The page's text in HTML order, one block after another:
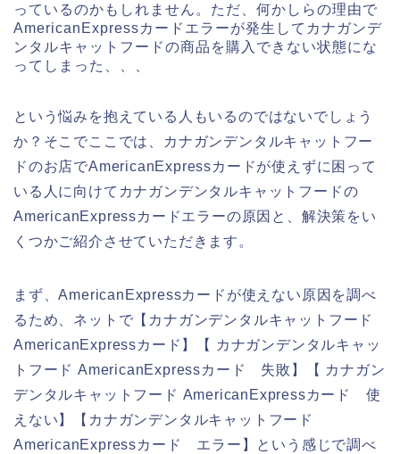
っているのかもしれません。ただ、何かしらの理由で
AmericanExpressカードエラーが発生してカナガンデ
ンタルキャットフードの商品を購入できない状態にな
ってしまった、、、
という悩みを抱えている人もいるのではないでしょう
か？そこでここでは、カナガンデンタルキャットフー
ドのお店でAmericanExpressカードが使えずに困って
いる人に向けてカナガンデンタルキャットフードの
AmericanExpressカードエラーの原因と、解決策をい
くつかご紹介させていただきます。
まず、AmericanExpressカードが使えない原因を調べ
るため、ネットで【カナガンデンタルキャットフード
AmericanExpressカード】【 カナガンデンタルキャッ
トフード AmericanExpressカード 失敗】【 カナガン
デンタルキャットフード AmericanExpressカード 使
えない】【カナガンデンタルキャットフード
AmericanExpressカード エラー】という感じで調べ